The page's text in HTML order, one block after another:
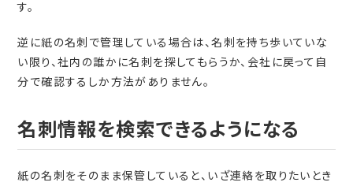
す。
逆に紙の名刺で管理している場合は、名刺を持ち歩いていな
い限り、社内の誰かに名刺を探してもらうか、会社に戻って自
分で確認するしか方法がありません。
名刺情報を検索できるようになる
紙の名刺をそのまま保管していると、いざ連絡を取りたいとき